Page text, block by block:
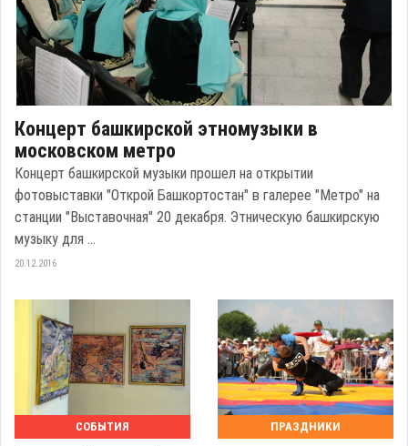
Концерт башкирской этномузыки в
московском метро
Концерт башкирской музыки прошел на открытии
фотовыставки "Открой Башкортостан" в галерее "Метро" на
станции "Выставочная" 20 декабря. Этническую башкирскую
музыку для ...
20.12.2016
СОБЫТИЯ ПРАЗДНИКИ